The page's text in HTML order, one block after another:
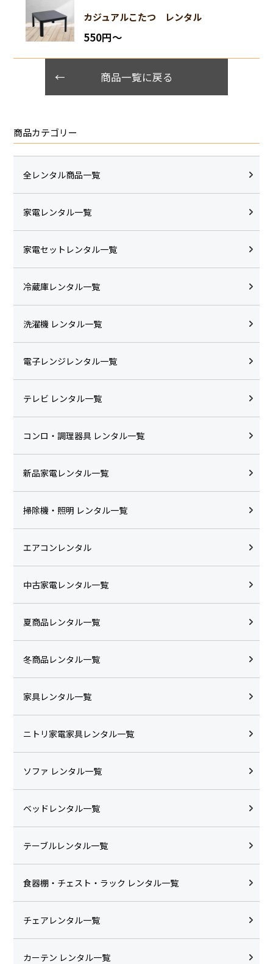
カジュアルこたつ レンタル
550円〜
商品一覧に戻る
商品カテゴリー
全レンタル商品一覧
家電レンタル一覧
家電セットレンタル一覧
冷蔵庫レンタル一覧
洗濯機 レンタル一覧
電子レンジレンタル一覧
テレビ レンタル一覧
コンロ・調理器具 レンタル一覧
新品家電レンタル一覧
掃除機・照明 レンタル一覧
エアコンレンタル
中古家電レンタル一覧
夏商品レンタル一覧
冬商品レンタル一覧
家具レンタル一覧
ニトリ家電家具レンタル一覧
ソファ レンタル一覧
ベッドレンタル一覧
テーブルレンタル一覧
食器棚・チェスト・ラック レンタル一覧
チェアレンタル一覧
カーテン レンタル一覧